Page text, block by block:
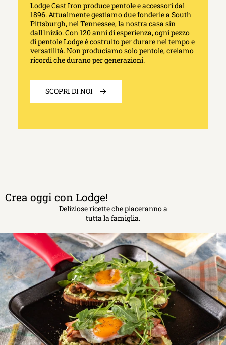
Lodge Cast Iron produce pentole e accessori dal
1896. Attualmente gestiamo due fonderie a South
Pittsburgh, nel Tennessee, la nostra casa sin
dall'inizio. Con 120 anni di esperienza, ogni pezzo
di pentole Lodge è costruito per durare nel tempo e
versatilità. Non produciamo solo pentole, creiamo
ricordi che durano per generazioni.
SCOPRI DI NOI
Crea oggi con Lodge!
Deliziose ricette che piaceranno a
tutta la famiglia.